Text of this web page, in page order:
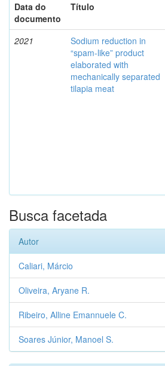
Data do
documento
Título
2021
Sodium reduction in
“spam-like” product
elaborated with
mechanically separated
tilapia meat
Busca facetada
Autor
Caliari, Márcio
Oliveira, Aryane R.
Ribeiro, Alline Emannuele C.
Soares Júnior, Manoel S.